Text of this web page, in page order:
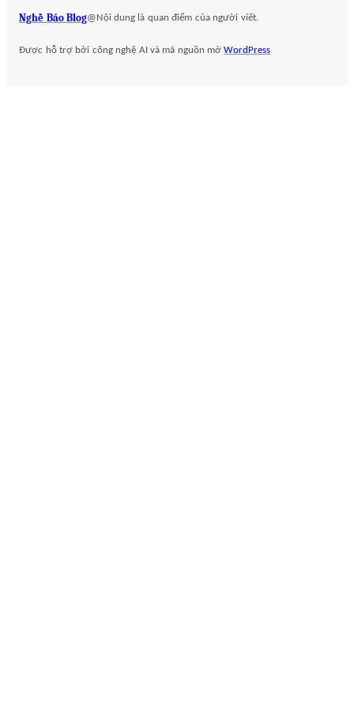
Nghề Báo Blog@Nội dung là quan điểm của người viết.
Được hỗ trợ bởi công nghệ AI và mã nguồn mởWordPress